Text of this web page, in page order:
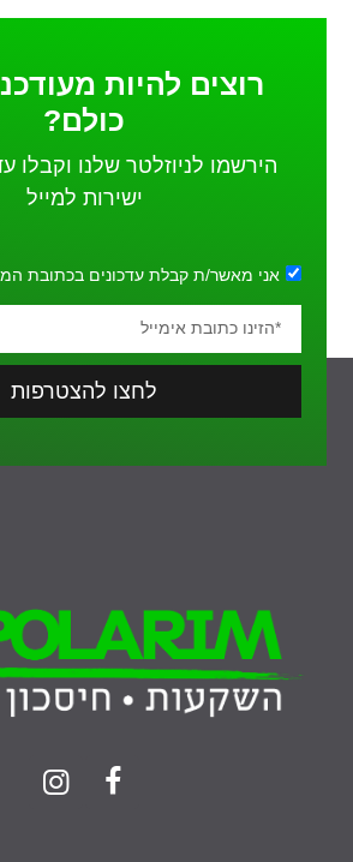
רוצים להיות
כולם?
הירשמו לניוזלטר שלנו וקבלו
ישירות למייל
אני מאשר/ת קבלת עדכונים בכתובת
לחצו להצטרפות